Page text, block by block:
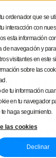
ordenador que se
interacción con
esta información
de navegación y
visitantes en este
sobre las
tu información
en tu navegador
haga seguimiento.
las cookies
Declinar
VS